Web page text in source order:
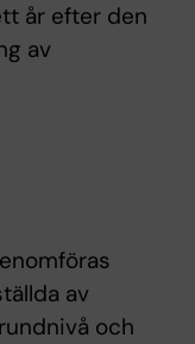
år efter den
av
av
och